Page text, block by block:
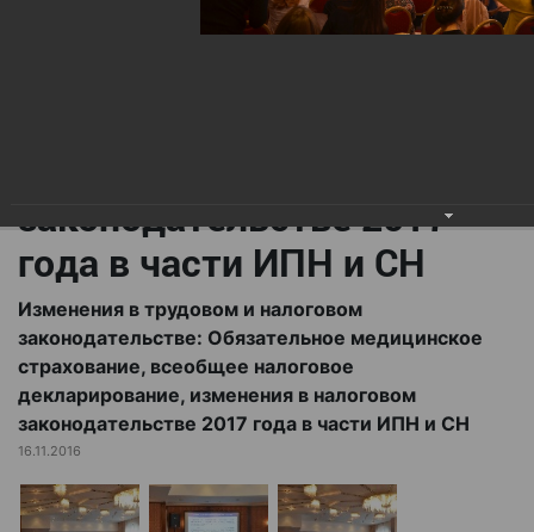
медицинское страхование,
законодательстве 2017
года в части ИПН и СН
Изменения в трудовом и налоговом
законодательстве: Обязательное медицинское
страхование, всеобщее налоговое
декларирование, изменения в налоговом
законодательстве 2017 года в части ИПН и СН
16.11.2016